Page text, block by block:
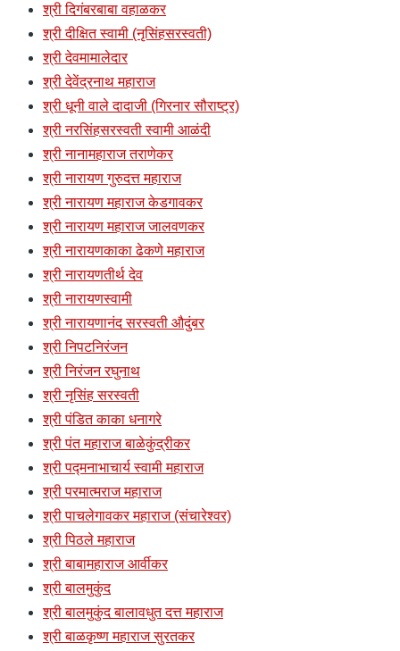
श्री दिगंबरबाबा वहाळकर
श्री दीक्षित स्वामी (नृसिंहसरस्वती)
श्री देवमामालेदार
श्री देवेंद्रनाथ महाराज
श्री धूनी वाले दादाजी (गिरनार सौराष्ट्र)
श्री नरसिंहसरस्वती स्वामी आळंदी
श्री नानामहाराज तराणेकर
श्री नारायण गुरुदत्त महाराज
श्री नारायण महाराज केडगावकर
श्री नारायण महाराज जालवणकर
श्री नारायणकाका ढेकणे महाराज
श्री नारायणतीर्थ देव
श्री नारायणस्वामी
श्री नारायणानंद सरस्वती औदुंबर
श्री निपटनिरंजन
श्री निरंजन रघुनाथ
श्री नृसिंह सरस्वती
श्री पंडित काका धनागरे
श्री पंत महाराज बाळेकुंद्रीकर
श्री पद्मनाभाचार्य स्वामी महाराज
श्री परमात्मराज महाराज
श्री पाचलेगावकर महाराज (संचारेश्वर)
श्री पिठले महाराज
श्री बाबामहाराज आर्वीकर
श्री बालमुकुंद
श्री बालमुकुंद बालावधुत दत्त महाराज
श्री बाळकृष्ण महाराज सुरतकर